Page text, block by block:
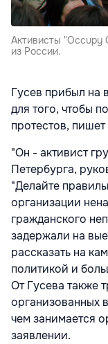
Активисты "Occupy
из России.
Гусев прибыл на
для того, чтобы
протестов, пишет
"Он - активист
Петербурга,
"Делайте
организации
гражданского
задержали на
рассказать на
политикой и
От Гусева также
организованных
чем занимается
заявлении.